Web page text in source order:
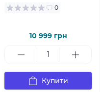
0
10 999 грн
Купити